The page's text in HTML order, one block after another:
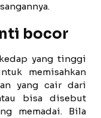
bocor
yang tinggi
memisahkan
yang cair dari
bisa disebut
memadai. Bila